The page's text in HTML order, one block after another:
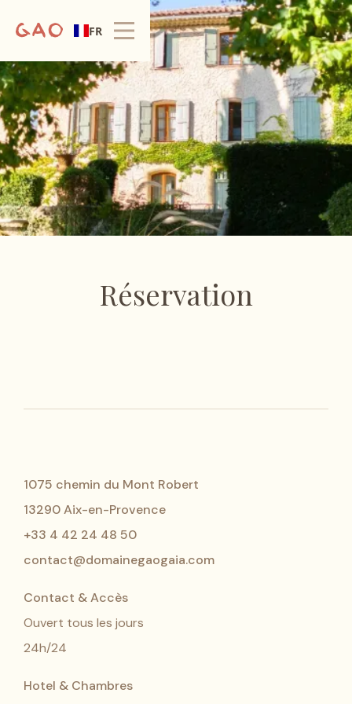
FR
Réservation
1075 chemin du Mont Robert
13290 Aix-en-Provence
+33 4 42 24 48 50
contact@domainegaogaia.com
Contact & Accès
Ouvert tous les jours
24h/24
Hotel & Chambres